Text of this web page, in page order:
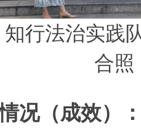
知行法治实践
合照
况（成效）